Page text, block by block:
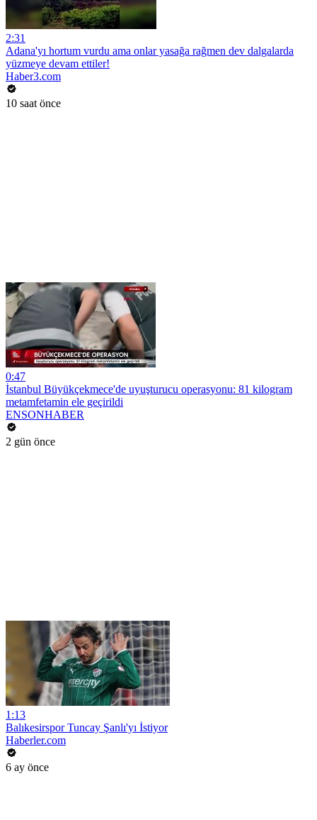
2:31
Adana'yı hortum vurdu ama onlar yasağa rağmen dev dalgalarda
yüzmeye devam ettiler!
Haber3.com
10 saat önce
0:47
İstanbul Büyükçekmece'de uyuşturucu operasyonu: 81 kilogram
metamfetamin ele geçirildi
ENSONHABER
2 gün önce
1:13
Balıkesirspor Tuncay Şanlı'yı İstiyor
Haberler.com
6 ay önce